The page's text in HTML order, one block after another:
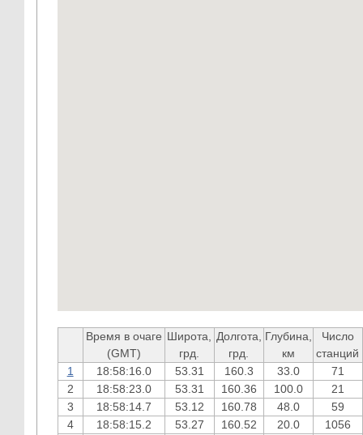
Время в очаге
(GMT)
Широта,
грд.
Долгота,
грд.
Глубина,
км
Число
станций
1
18:58:16.0 53.31 160.3 33.0
71
2
18:58:23.0 53.31 160.36 100.0
21
3
18:58:14.7 53.12 160.78 48.0 59
4
18:58:15.2 53.27 160.52 20.0
1056